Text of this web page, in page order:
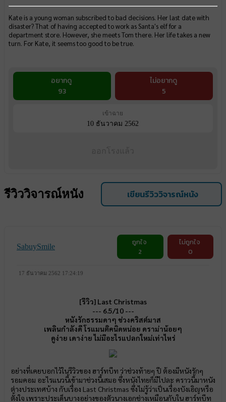
Kate is a young woman subscribed to bad decisions. Her last date with
disaster? That of having accepted to work as Santa's elf for a
department store. However, she meets Tom there. Her life takes a new
turn. For Kate, it seems too good to be true.
อยากดู
93
ไม่อยากดู
5
เข้าฉาย
10 ธันวาคม 2562
รีวิววิจารณ์หนัง เขียนรีวิววิจารณ์หนัง
SabuySmile
ถูกใจ
2
ไม่ถูกใจ
0
17 ธันวาคม 2562 17:24:19
[รีวิว] Last Christmas
--- 6.5/10 ---
หนังรักธรรมดาๆ ช่วงคริสต์มาส
เพลินกำลังดี โรแมนติคนิดหน่อย ดราม่าน้อยๆ
ดูง่าย เดาง่าย ไม่มีอะไรแปลกใหม่เท่าไหร่
อย่างที่เคยบอกไว้ในรีวิวของ ฮาร์ทบีท ว่าช่วงท้ายๆ ปี ต้องมีหนังรักๆ
รอมคอม อะไรแนวนี้เข้ามาช่วงนี้เสมอ ซึ่งหนังไทยก็มีไปละ คราวนี้มาหนัง
ต่างประเทศบ้าง กับเรื่อง Last Christmas ซึ่งไม่รู้ว่าเป็นเรื่องบังเอิญหรือ
ตั้งใจ เพราะประเด็นบางอย่างของตัวนางเอกช่างเหมือนกับใน ฮาร์ทบีท